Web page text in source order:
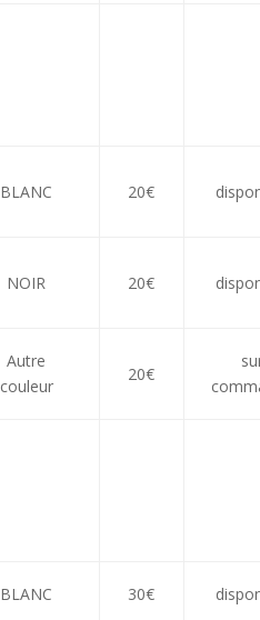
BLANC 20€
NOIR 20€
Autre
couleur
20€
BLANC 30€